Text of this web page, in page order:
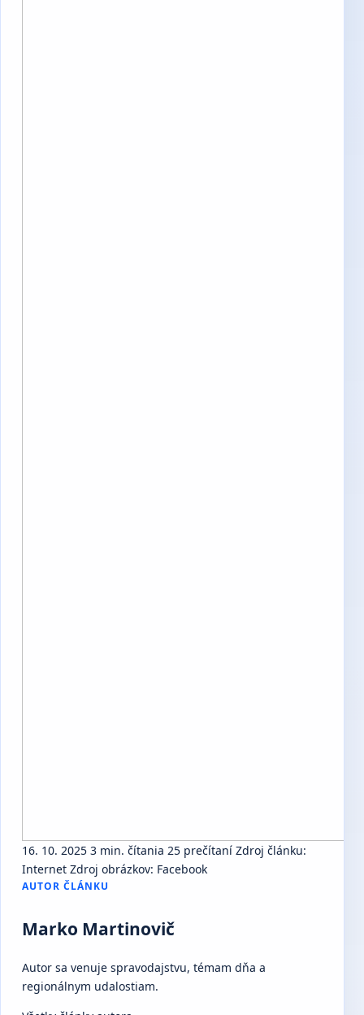
16. 10. 2025 3 min. čítania 25 prečítaní Zdroj článku:
Internet Zdroj obrázkov: Facebook
AUTOR ČLÁNKU
Marko Martinovič
Autor sa venuje spravodajstvu, témam dňa a
regionálnym udalostiam.